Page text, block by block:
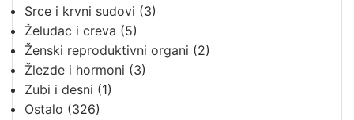
Srce i krvni sudovi (3)
Želudac i creva (5)
Ženski reproduktivni organi (2)
Žlezde i hormoni (3)
Zubi i desni (1)
Ostalo (326)